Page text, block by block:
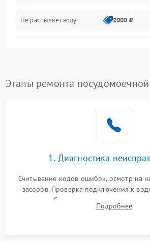
Программное обеспечение
Не распыляет воду 2000 ₽
воды
1800 ₽
Проблемы с
Этапы ремонта
1. Диагностика
Считывание кодов ошибок, осмотр на
засоров. Проверка подключения к
жалоб на отсутствие слива,
разбрызгивателей или срабатывание
Подробнее